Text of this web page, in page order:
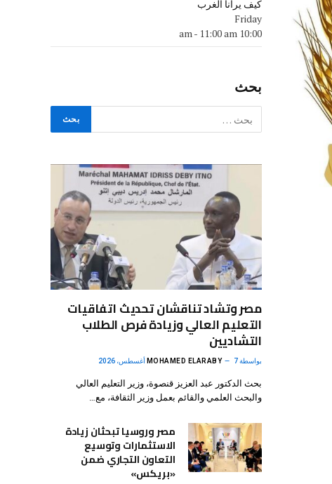
كيف يرانا الغرب
Friday
10:00 am
- 11:00 am
بحث
مصر وتشاد تناقشان تحديث اتفاقيات
التعليم العالي وزيادة فرص الطلاب
التشاديين
بواسطة MOHAMED ELARABY 7 أغسطس، 2026
بحث الدكتور عبد العزيز قنصوة، وزير التعليم العالي
والبحث العلمي والقائم بعمل وزير الثقافة، مع…
مصر وروسيا تبحثان زيادة
الاستثمارات وتوسيع
التعاون التجاري ضمن
«بريكس»